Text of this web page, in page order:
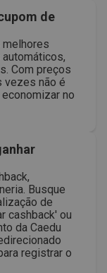
de
melhores
Com preços
vezes não é
no
Busque
de
cashback' ou
da Caedu
registrar o